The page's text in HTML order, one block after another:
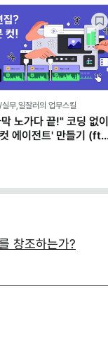
무,일잘러의 업무스킬
노가다 끝!" 코딩 없이
에이전트' 만들기 (ft.
창조하는가?